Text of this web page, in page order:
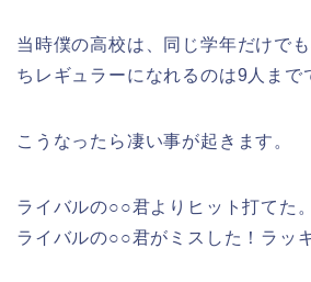
当時僕の高校は、同じ学年だけで
ちレギュラーになれるのは9人まで
こうなったら凄い事が起きます。
ライバルの○○君よりヒット打てた。
ライバルの○○君がミスした！ラッ